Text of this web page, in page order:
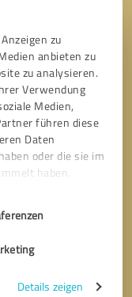
zu
anbieten zu
zu analysieren.
Verwendung
Medien,
führen diese
Daten
oder die sie im
haben.
Details zeigen